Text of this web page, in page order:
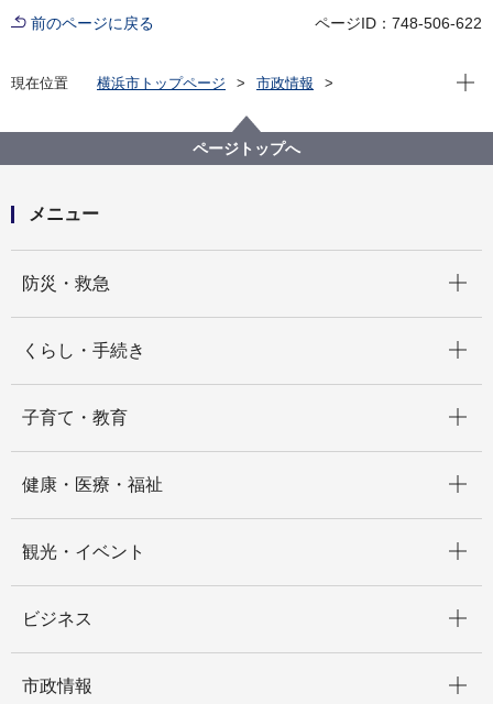
前のページに戻る ページID：748-506-622
現在位置 横浜市トップページ
市政情報
新型コロナウイルス感染症による新たな市内の患者確
認について
現在
ページトップへ
メニュー
防災・救急
くらし・手続き
子育て・教育
健康・医療・福祉
観光・イベント
ビジネス
市政情報